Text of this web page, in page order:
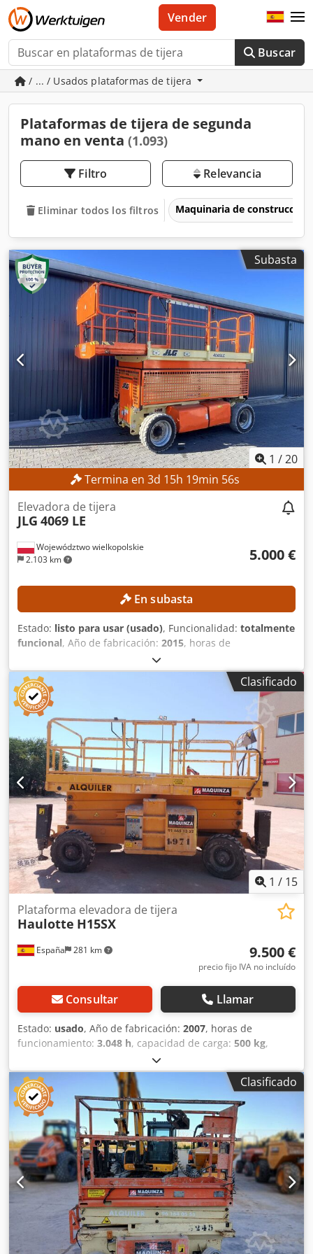
Buscar
Vender
/ ... / Usados plataformas de tijera
Plataformas de tijera de segunda
mano en venta (1.093)
Filtro Relevancia
Eliminar todos los filtros Maquinaria de construcción
Subasta
1 /20
Termina en 3d 15h 19min 54s
Województwo wielkopolskie
2.103 km
Elevadora de tijera
JLG 4069 LE
5.000 €
En subasta
Estado: listo para usar (usado), Funcionalidad: totalmente
funcional, Año de fabricación: 2015, horas de
, número de máquina/vehículo:
0200245029, altura de trabajo:14.000 mm, DETALLES
TÉCNICOS Altura de trabajo: 14 m Tracción: 4 × 4 DETALLES
DE LA MÁQUINA Capacidad de carga de la plataforma:
máx. 360 kg Número de personas: máx. 2 Carga útil
permitida: máx. 200 kg Fuerza manual: máx. 400 N
Velocidad del viento: máx. 12,5 m/s Horas de
funcionamiento: 387 h EQUIPAMIENTO Cargador Dcedpfx
Ajzrgxzofvsk Referencia externa: SL15850SP
Clasificado
1 / 15
España 281 km
Plataforma elevadora de tijera
Haulotte H15SX
9.500 €
precio fijo IVA no incluído
Consultar Llamar
Estado: usado, Año de fabricación: 2007, horas de
funcionamiento: 3.048 h, capacidad de carga: 500 kg,
, Ubicación: Cabanillas del campo (Guadalajara)
Esta plataforma elevadora de ocasión Haulotte H15SX
facilita los trabajos con elevación de personas hasta 15
metros de altura. Esta plataforma de tijera diésel
autopropulsada es una máquina de segunda mano
todoterreno de gran tamaño, capacidades de cargas
importantes y gran rendimiento. Se trata de una
plataforma elevadora con una capacidad de carga de 500
kg. Dcsdpfxoztgnrs Afvsk CE
Clasificado